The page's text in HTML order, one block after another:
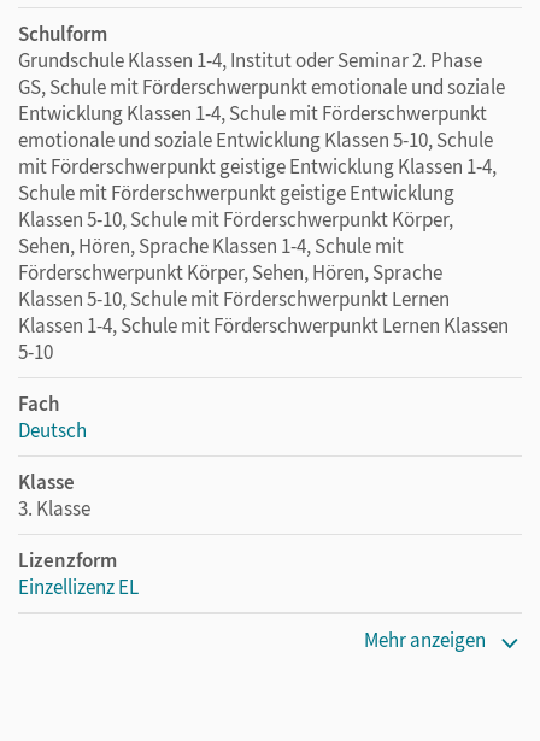
Schulform
Grundschule Klassen 1-4, Institut oder Seminar 2. Phase
GS, Schule mit Förderschwerpunkt emotionale und soziale
Entwicklung Klassen 1-4, Schule mit Förderschwerpunkt
emotionale und soziale Entwicklung Klassen 5-10, Schule
mit Förderschwerpunkt geistige Entwicklung Klassen 1-4,
Schule mit Förderschwerpunkt geistige Entwicklung
Klassen 5-10, Schule mit Förderschwerpunkt Körper,
Sehen, Hören, Sprache Klassen 1-4, Schule mit
Förderschwerpunkt Körper, Sehen, Hören, Sprache
Klassen 5-10, Schule mit Förderschwerpunkt Lernen
Klassen 1-4, Schule mit Förderschwerpunkt Lernen Klassen
5-10
Fach
Deutsch
Klasse
3. Klasse
Lizenzform
Einzellizenz EL
Mehr anzeigen